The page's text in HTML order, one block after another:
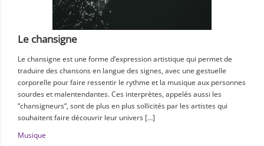
Le chansigne
Le chansigne est une forme d’expression artistique qui permet de
traduire des chansons en langue des signes, avec une gestuelle
corporelle pour faire ressentir le rythme et la musique aux personnes
sourdes et malentendantes. Ces interprètes, appelés aussi les
“chansigneurs“, sont de plus en plus sollicités par les artistes qui
souhaitent faire découvrir leur univers […]
Musique